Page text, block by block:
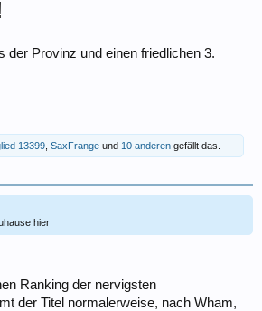
der Provinz und einen friedlichen 3.
13399 SaxFrange und 10 anderen gefällt das.
hier
Ranking der nervigsten
der Titel normalerweise, nach Wham,